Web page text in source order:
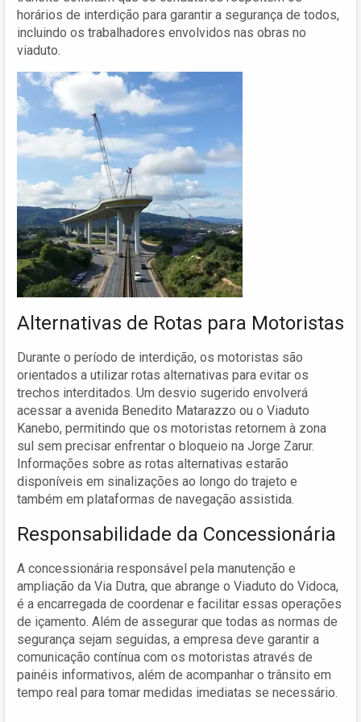
horários de interdição para garantir a segurança de todos,
incluindo os trabalhadores envolvidos nas obras no
viaduto.
Alternativas de Rotas para Motoristas
Durante o período de interdição, os motoristas são
orientados a utilizar rotas alternativas para evitar os
trechos interditados. Um desvio sugerido envolverá
acessar a avenida Benedito Matarazzo ou o Viaduto
Kanebo, permitindo que os motoristas retornem à zona
sul sem precisar enfrentar o bloqueio na Jorge Zarur.
Informações sobre as rotas alternativas estarão
disponíveis em sinalizações ao longo do trajeto e
também em plataformas de navegação assistida.
Responsabilidade da Concessionária
A concessionária responsável pela manutenção e
ampliação da Via Dutra, que abrange o Viaduto do Vidoca,
é a encarregada de coordenar e facilitar essas operações
de içamento. Além de assegurar que todas as normas de
segurança sejam seguidas, a empresa deve garantir a
comunicação contínua com os motoristas através de
painéis informativos, além de acompanhar o trânsito em
tempo real para tomar medidas imediatas se necessário.